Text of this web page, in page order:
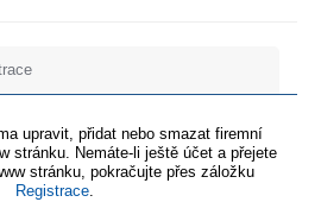
upravit, přidat nebo smazat firemní
stránku. Nemáte-li ještě účet a přejete
stránku, pokračujte přes záložku
Registrace.